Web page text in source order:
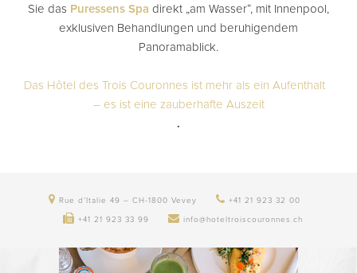
Sie das Puressens Spa direkt „am Wasser“, mit Innenpool,
exklusiven Behandlungen und beruhigendem
Panoramablick.
Das Hôtel des Trois Couronnes ist mehr als ein Aufenthalt
– es ist eine zauberhafte Auszeit
.
Rue d’Italie 49 – CH-1800 Vevey +41 21 923 32 00
+41 21 923 33 99 info@hoteltroiscouronnes.ch